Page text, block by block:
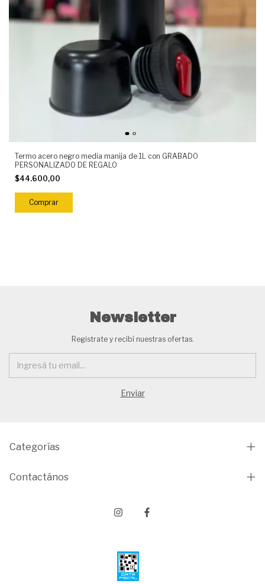
Termo acero negro media manija de 1L con GRABADO
PERSONALIZADO DE REGALO
$44.600,00
Newsletter
Registrate y recibí nuestras ofertas.
Categorías
Contactános